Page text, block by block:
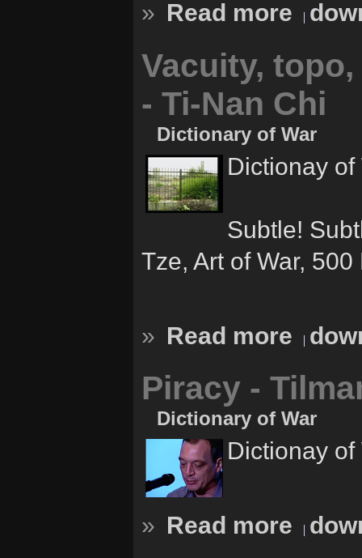
» Read more
Vacuity,
- Ti-Nan Chi
Dictionary of War
Dictionay
Subtle!
Tze, Art of War, 500
» Read more
Piracy -
Dictionary of War
Dictionay
» Read more